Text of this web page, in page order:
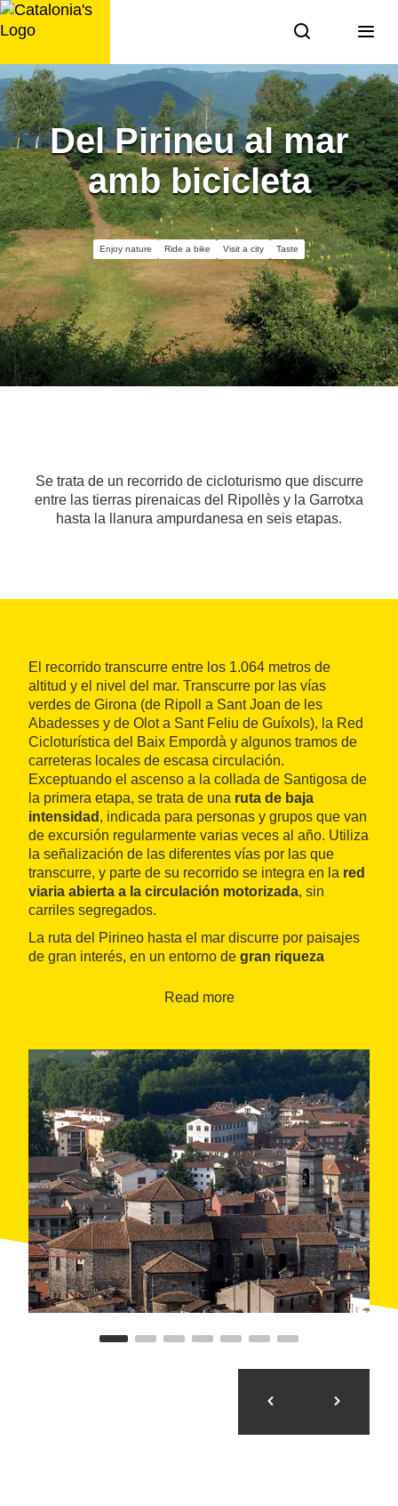
Skip
to
Del Pirineu al mar
amb bicicleta
Enjoy nature Ride a bike Visit a city Taste
Se trata de un recorrido de cicloturismo que discurre
entre las tierras pirenaicas del Ripollès y la Garrotxa
hasta la llanura ampurdanesa en seis etapas.
El recorrido transcurre entre los 1.064 metros de
altitud y el nivel del mar. Transcurre por las vías
verdes de Girona (de Ripoll a Sant Joan de les
Abadesses y de Olot a Sant Feliu de Guíxols), la Red
Cicloturística del Baix Empordà y algunos tramos de
carreteras locales de escasa circulación.
Exceptuando el ascenso a la collada de Santigosa de
la primera etapa, se trata de una ruta de baja
intensidad , indicada para personas y grupos que van
de excursión regularmente varias veces al año. Utiliza
la señalización de las diferentes vías por las que
transcurre, y parte de su recorrido se integra en la red
viaria abierta a la circulación motorizada, sin
carriles segregados.
La ruta del Pirineo hasta el mar discurre por paisajes
de gran interés, en un entorno de gran riqueza
prepirenaicos del Ripollès, con notables muestras de
pictóricas paisajísticas más importantes de Cataluña;
la ciudad de Girona, con su judería y las fachadas del
río Onyar; las calas de la costa Brava y los
encantadores pueblecitos medievales ampurdaneses;
las ruinas grecorromanas de Empúries y el Museo
Dalí de Figueres, y el Parc Natural dels Aiguamolls de
l'Empordà (Parque Natural de los Aiguamolls de
l'Empordà). Asimismo, incorporareferentes
gastronómicos de primera calidady reconocimiento
internacional, basados en la tradicional cocina
montañesa del interior, en la cocina marinera y en sus
excepcionales productos con denominación de
origen.
Los alrededores de esta ruta presentan una amplia
albergues, campings y establecimientos de
Read more